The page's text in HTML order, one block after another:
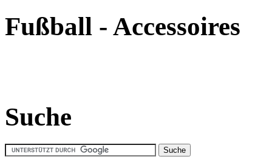
Fußball - Accessoires
Suche